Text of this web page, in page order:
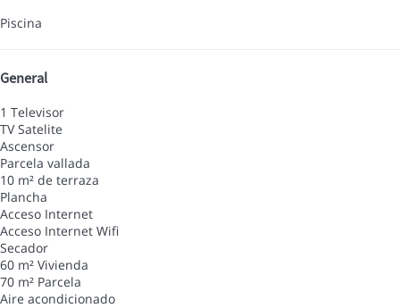
Piscina
General
1 Televisor
TV Satelite
Ascensor
Parcela vallada
10 m² de terraza
Plancha
Acceso Internet
Acceso Internet Wifi
Secador
60 m² Vivienda
70 m² Parcela
Aire acondicionado